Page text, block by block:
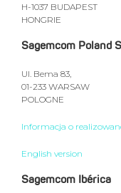
H-1037 BUDAPEST
HONGRIE
Sagemcom Poland
Ul. Bema 83,
01-233 WARSAW
POLOGNE
Informacja o
English version
Sagemcom Ibérica